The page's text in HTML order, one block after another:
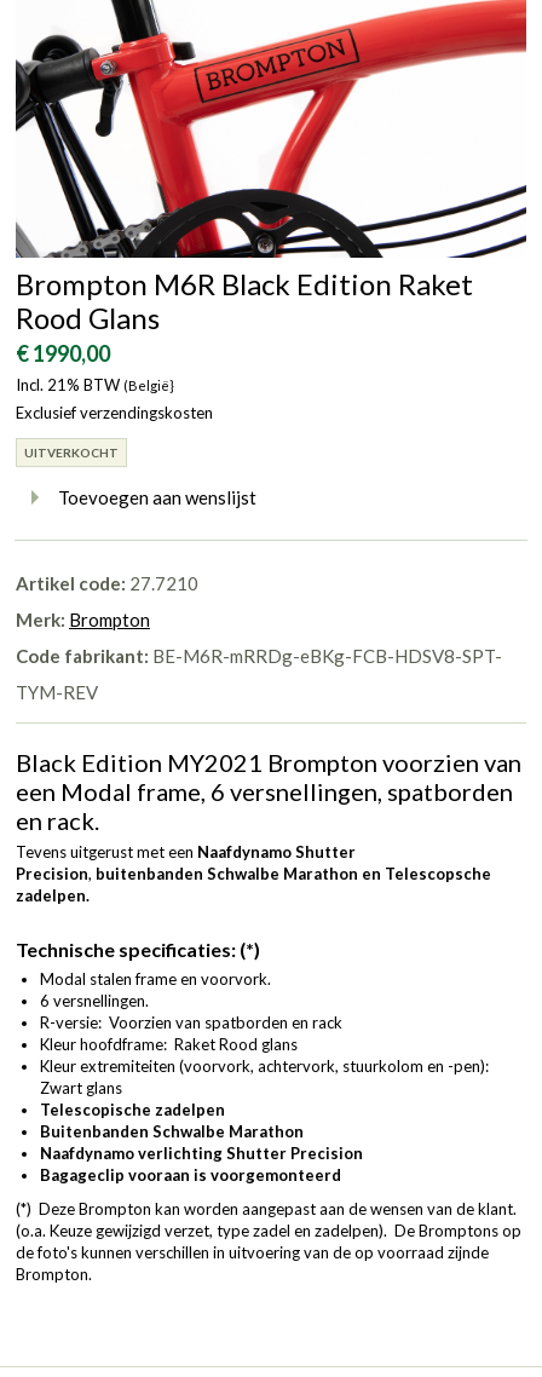
Brompton M6R Black Edition Raket
Rood Glans
€ 1990,00
Incl. 21% BTW (België}
Exclusief verzendingskosten
UITVERKOCHT
Toevoegen aan wenslijst
Artikel code: 27.7210
Merk: Brompton
Code fabrikant: BE-M6R-mRRDg-eBKg-FCB-HDSV8-SPT-
TYM-REV
Black Edition MY2021 Brompton voorzien van
een Modal frame, 6 versnellingen, spatborden
en rack.
Tevens uitgerust met een Naafdynamo Shutter
Precision, buitenbanden Schwalbe Marathon en Telescopsche
zadelpen.
Technische specificaties: (*)
Modal stalen frame en voorvork.
6 versnellingen.
R-versie: Voorzien van spatborden en rack
Kleur hoofdframe: Raket Rood glans
Kleur extremiteiten (voorvork, achtervork, stuurkolom en -pen):
Zwart glans
Telescopische zadelpen
Buitenbanden Schwalbe Marathon
Naafdynamo verlichting Shutter Precision
Bagageclip vooraan is voorgemonteerd
(*) Deze Brompton kan worden aangepast aan de wensen van de klant.
(o.a. Keuze gewijzigd verzet, type zadel en zadelpen). De Bromptons op
de foto's kunnen verschillen in uitvoering van de op voorraad zijnde
Brompton.